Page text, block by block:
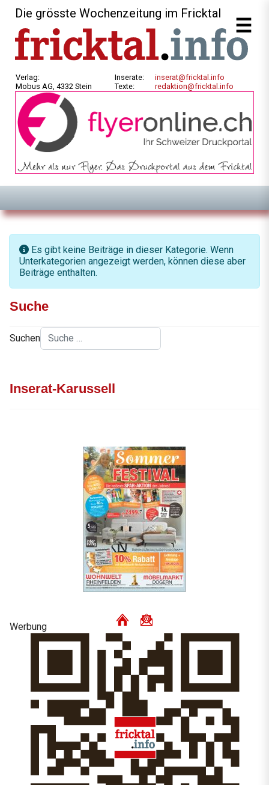
Die grösste Wochenzeitung im Fricktal
Verlag:
Mobus AG, 4332 Stein
Inserate:
Texte:
inserat@fricktal.info
redaktion@fricktal.info
Information
Es gibt keine Beiträge in dieser Kategorie. Wenn
Unterkategorien angezeigt werden, können diese aber
Beiträge enthalten.
Suche
Suchen
Inserat-Karussell
Werbung